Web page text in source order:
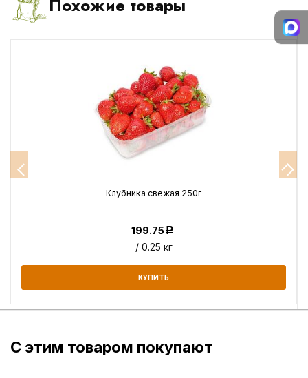
Похожие товары
Клубника свежая 250г
199.75Р
/ 0.25 кг
КУПИТЬ
С этим товаром покупают